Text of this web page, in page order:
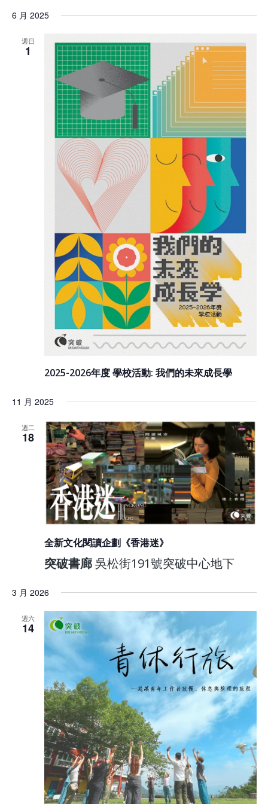
6 月 2025
週日
1
2025-2026年度 學校活動: 我們的未來成長學
11 月 2025
週二
18
全新文化閱讀企劃《香港迷》
突破書廊吳松街191號突破中心地下
3 月 2026
週六
14